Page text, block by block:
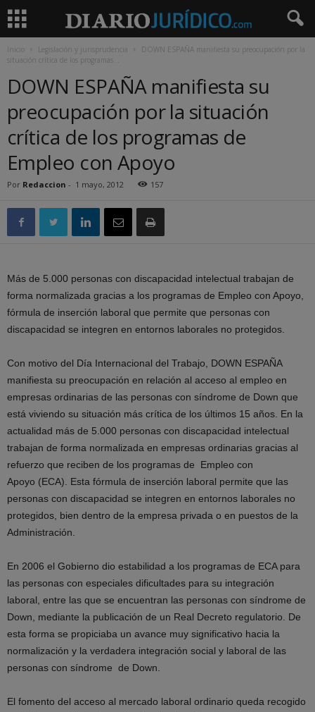
Inicio Legislación y jurisprudencia
DOWN ESPAÑA manifiesta su preocupación por la
situación crítica de los programas...
DOWN ESPAÑA manifiesta su
preocupación por la situación
crítica de los programas de
Empleo con Apoyo
Por Redaccion - 1 mayo, 2012 157
Más de 5.000 personas con discapacidad intelectual trabajan de
forma normalizada gracias a los programas de Empleo con Apoyo,
fórmula de inserción laboral que permite que personas con
discapacidad se integren en entornos laborales no protegidos.
Con motivo del Día Internacional del Trabajo, DOWN ESPAÑA
manifiesta su preocupación en relación al acceso al empleo en
empresas ordinarias de las personas con síndrome de Down que
está viviendo su situación más crítica de los últimos 15 años. En la
actualidad más de 5.000 personas con discapacidad intelectual
trabajan de forma normalizada en empresas ordinarias gracias al
refuerzo que reciben de los programas de Empleo con
Apoyo (ECA). Esta fórmula de inserción laboral permite que las
personas con discapacidad se integren en entornos laborales no
protegidos, bien dentro de la empresa privada o en puestos de la
Administración.
En 2006 el Gobierno dio estabilidad a los programas de ECA para
las personas con especiales dificultades para su integración
laboral, entre las que se encuentran las personas con síndrome de
Down, mediante la publicación de un Real Decreto regulatorio. De
esta forma se propiciaba un avance muy significativo hacia la
normalización y la verdadera integración social y laboral de las
personas con síndrome de Down.
El fomento del acceso al mercado laboral ordinario queda recogido